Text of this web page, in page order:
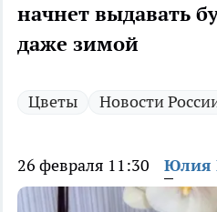
начнет выдавать
даже зимой
Цветы Новости
26 февраля 11:30 Юлия